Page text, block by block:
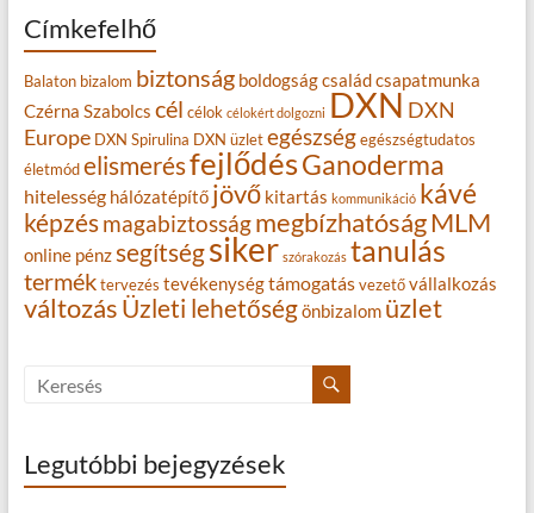
Címkefelhő
Balaton bizalom biztonság boldogságcsaládcsapatmunka
Czérna Szabolcs cél célok célokért dolgozni DXNDXN
Europe DXN Spirulina DXN üzlet egészség egészségtudatos
életmód elismerésfejlődésGanoderma
hitelesség hálózatépítő jövő kitartás kommunikáció kávé
képzésmagabiztosságmegbízhatóságMLM
online pénzsegítségsiker szórakozás tanulás
termék tervezés tevékenységtámogatás vezető vállalkozás
változás Üzleti lehetőségönbizalom üzlet
Legutóbbi bejegyzések